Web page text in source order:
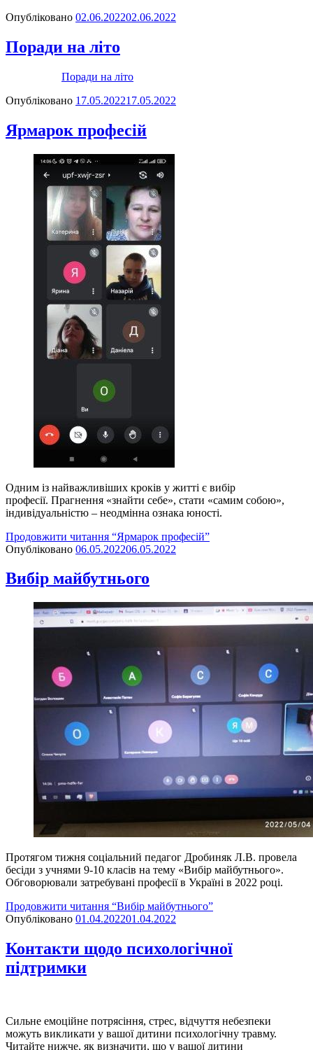
Опубліковано 02.06.202202.06.2022
Поради на літо
Поради на літо
Опубліковано 17.05.202217.05.2022
Ярмарок професій
Одним із найважливіших кроків у житті є вибір
професії. Прагнення «знайти себе», стати «самим собою»,
індивідуальністю – неодмінна ознака юності.
Продовжити читання “Ярмарок професій”
Опубліковано 06.05.202206.05.2022
Вибір майбутнього
Протягом тижня соціальний педагог Дробиняк Л.В. провела
бесіди з учнями 9-10 класів на тему «Вибір майбутнього».
Обговорювали затребувані професії в Україні в 2022 році.
Продовжити читання “Вибір майбутнього”
Опубліковано 01.04.202201.04.2022
Контакти щодо психологічної
підтримки
Сильне емоційне потрясіння, стрес, відчуття небезпеки
можуть викликати у вашої дитини психологічну травму.
Читайте нижче, як визначити, що у вашої дитини